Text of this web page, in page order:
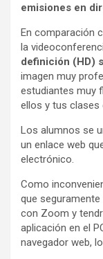
emisiones en
En comparación
la
definición (HD)
imagen muy
estudiantes muy
ellos y tus clases
Los alumnos se
un enlace web
electrónico.
Como
que
con Zoom y
aplicación en el
navegador web,